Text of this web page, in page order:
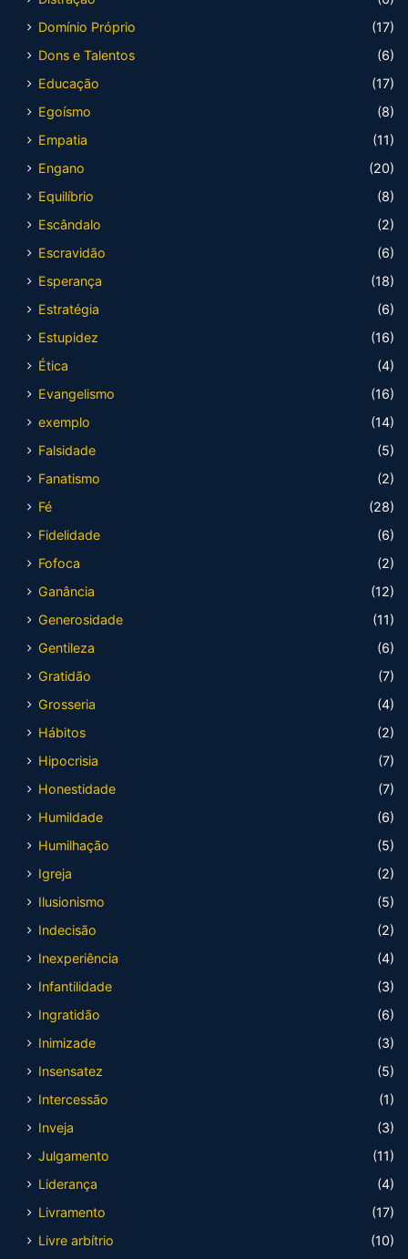
Domínio Próprio
(17)
Dons e Talentos
(6)
Educação
(17)
Egoísmo
(8)
Empatia
(11)
Engano
(20)
Equilíbrio
(8)
Escândalo
(2)
Escravidão
(6)
Esperança
(18)
Estratégia
(6)
Estupidez
(16)
Ética
(4)
Evangelismo
(16)
exemplo
(14)
Falsidade
(5)
Fanatismo
(2)
Fé
(28)
Fidelidade
(6)
Fofoca
(2)
Ganância
(12)
Generosidade
(11)
Gentileza
(6)
Gratidão
(7)
Grosseria
(4)
Hábitos
(2)
Hipocrisia
(7)
Honestidade
(7)
Humildade
(6)
Humilhação
(5)
Igreja
(2)
Ilusionismo
(5)
Indecisão
(2)
Inexperiência
(4)
Infantilidade
(3)
Ingratidão
(6)
Inimizade
(3)
Insensatez
(5)
Intercessão
(1)
Inveja
(3)
Julgamento
(11)
Liderança
(4)
Livramento
(17)
Livre arbítrio
(10)